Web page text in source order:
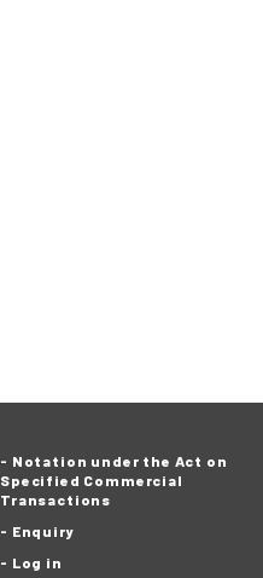
Notation under the Act on
Specified Commercial
Transactions
Enquiry
Log in